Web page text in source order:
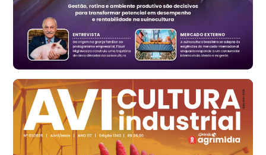
Vermelho
R$ 171,15
cx
Ovo Branco - Regional
Santa Maria do Jetibá (ES)
R$ 139,43
cx
Ovo Branco - Regional
Recife (PE)
R$ 149,79